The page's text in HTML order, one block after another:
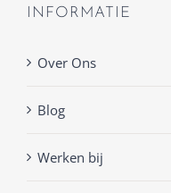
INFORMATIE
Over Ons
Blog
Werken bij